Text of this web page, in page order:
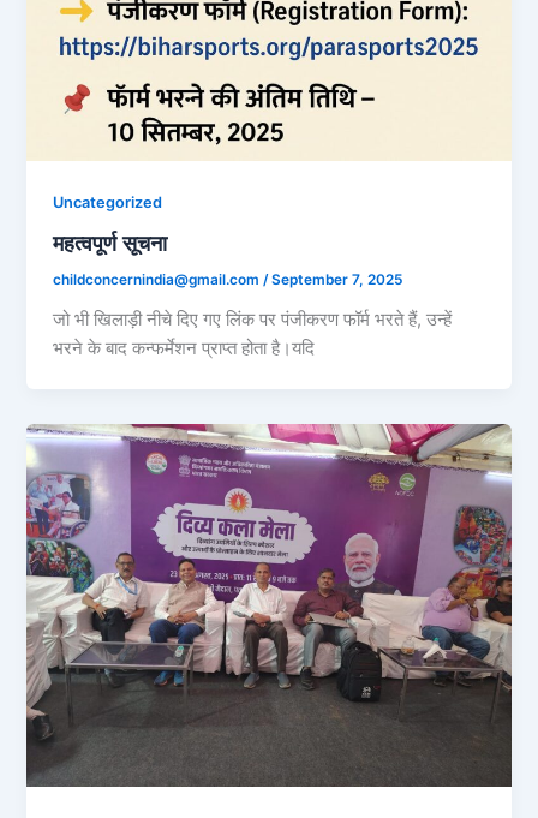
Uncategorized
महत्वपूर्ण सूचना
childconcernindia@gmail.com/September 7, 2025
जो भी खिलाड़ी नीचे दिए गए लिंक पर पंजीकरण फॉर्म भरते हैं, उन्हें
भरने के बाद कन्फर्मेशन प्राप्त होता है।यदि